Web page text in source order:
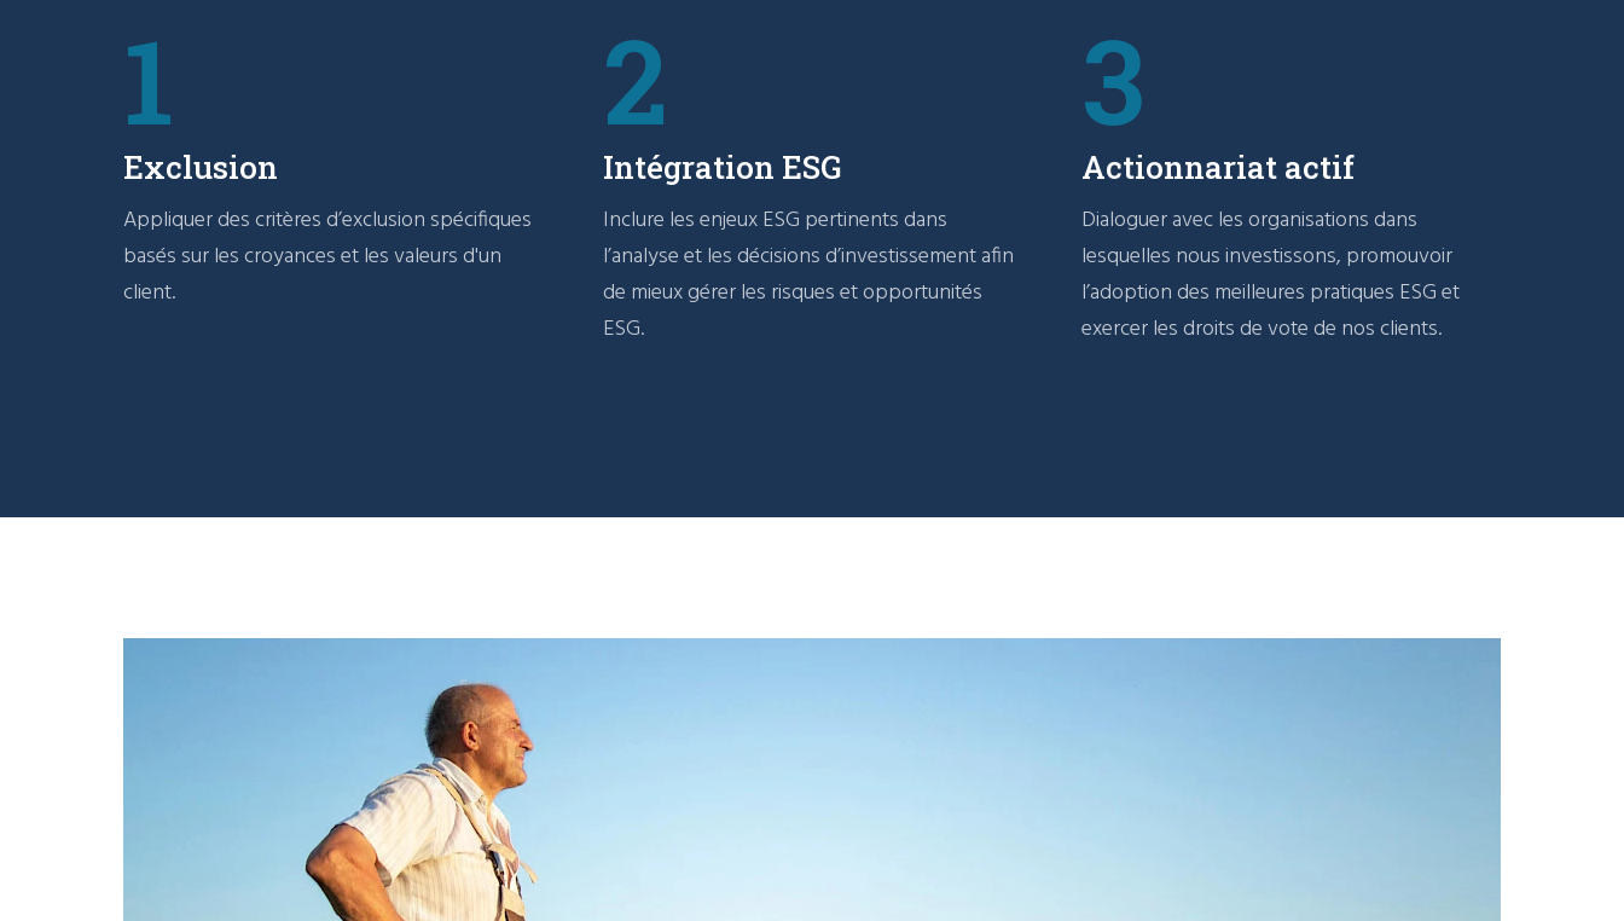
1
Exclusion
Appliquer des critères d’exclusion spécifiques
basés sur les croyances et les valeurs d'un
client.
2
Intégration ESG
Inclure les enjeux ESG pertinents dans
l’analyse et les décisions d’investissement afin
de mieux gérer les risques et opportunités
ESG.
3
Actionnariat actif
Dialoguer avec les organisations dans
lesquelles nous investissons, promouvoir
l’adoption des meilleures pratiques ESG et
exercer les droits de vote de nos clients.